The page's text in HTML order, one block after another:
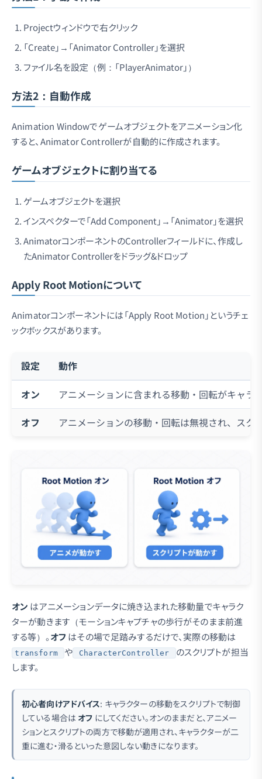
Projectウィンドウで右クリック
「Create」→「Animator Controller」を選択
ファイル名を設定（例：「PlayerAnimator」）
方法2：自動作成
Animation Windowでゲームオブジェクトをアニメーション化
すると、Animator Controllerが自動的に作成されます。
ゲームオブジェクトに割り当てる
ゲームオブジェクトを選択
インスペクターで「Add Component」→「Animator」を選択
AnimatorコンポーネントのControllerフィールドに、作成し
たAnimator Controllerをドラッグ&ドロップ
Apply Root Motionについて
Animatorコンポーネントには「Apply Root Motion」というチェ
ックボックスがあります。
設定 動作
オン
アニメーションに含まれる移動・回転がキャラ
オフ
アニメーションの移動・回転は無視され、スク
オン はアニメーションデータに焼き込まれた移動量でキャラク
ターが動きます（モーションキャプチャの歩行がそのまま前進
する等）。オフはその場で足踏みするだけで、実際の移動は
transform や CharacterController
のスクリプトが担当
します。
初心者向けアドバイス: キャラクターの移動をスクリプトで制御
している場合は オフ にしてください。オンのままだと、アニメー
ションとスクリプトの両方で移動が適用され、キャラクターが二
重に進む・滑るといった意図しない動きになります。